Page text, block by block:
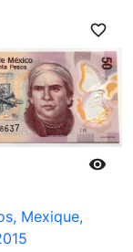

favorite_border
Mexique,